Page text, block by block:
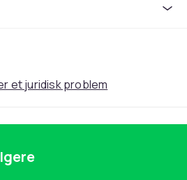
et juridisk problem